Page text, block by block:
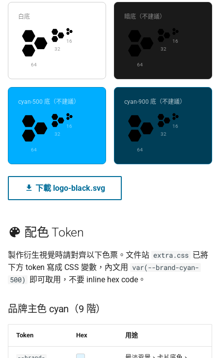
白底
64
32
16
暗底（不建議）
64
32
16
cyan-500 底（不建議）
64
32
16
cyan-900 底（不建議）
64
32
16
下載 logo-black.svg
配色 Token
製作衍生視覺時請對齊以下色票。文件站 extra.css 已將
下方 token 寫成 CSS 變數，內文用
var(--brand-cyan-
500)
即可取用，不要 inline hex code。
品牌主色 cyan（9 階）
Token Hex 用途